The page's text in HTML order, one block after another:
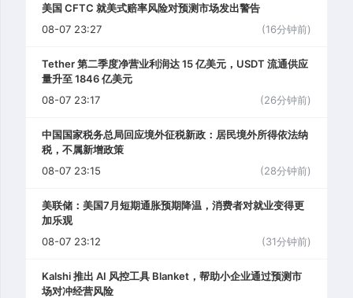
美国 CFTC 就美式赔率风险对预测市场发出警告
08-07 23:27
(16分钟前)
Tether 第二季度净营业利润达 15 亿美元，USDT 流通供应
量升至 1846 亿美元
08-07 23:17
(26分钟前)
中国国家税务总局回应境外征税新政：居民境外所得依法纳
税，不属新增政策
08-07 23:15
(28分钟前)
美联储：美国7月短期通胀预期降温，消费者对就业变得更
加乐观
08-07 23:12
(31分钟前)
Kalshi 推出 AI 风控工具 Blanket，帮助小企业通过预测市
场对冲经营风险